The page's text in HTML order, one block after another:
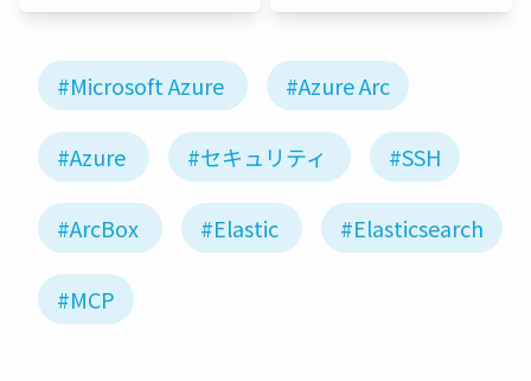
#Microsoft Azure #Azure Arc
#Azure #セキュリティ #SSH
#ArcBox #Elastic #Elasticsearch
#MCP